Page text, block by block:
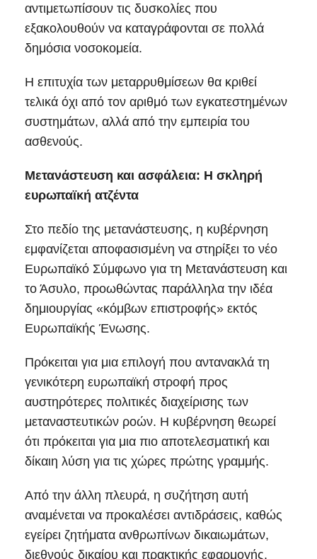
αντιμετωπίσουν τις δυσκολίες που
εξακολουθούν να καταγράφονται σε πολλά
δημόσια νοσοκομεία.
Η επιτυχία των μεταρρυθμίσεων θα κριθεί
τελικά όχι από τον αριθμό των εγκατεστημένων
συστημάτων, αλλά από την εμπειρία του
ασθενούς.
Μετανάστευση και ασφάλεια: Η σκληρή
ευρωπαϊκή ατζέντα
Στο πεδίο της μετανάστευσης, η κυβέρνηση
εμφανίζεται αποφασισμένη να στηρίξει το νέο
Ευρωπαϊκό Σύμφωνο για τη Μετανάστευση και
το Άσυλο, προωθώντας παράλληλα την ιδέα
δημιουργίας «κόμβων επιστροφής» εκτός
Ευρωπαϊκής Ένωσης.
Πρόκειται για μια επιλογή που αντανακλά τη
γενικότερη ευρωπαϊκή στροφή προς
αυστηρότερες πολιτικές διαχείρισης των
μεταναστευτικών ροών. Η κυβέρνηση θεωρεί
ότι πρόκειται για μια πιο αποτελεσματική και
δίκαιη λύση για τις χώρες πρώτης γραμμής.
Από την άλλη πλευρά, η συζήτηση αυτή
αναμένεται να προκαλέσει αντιδράσεις, καθώς
εγείρει ζητήματα ανθρωπίνων δικαιωμάτων,
διεθνούς δικαίου και πρακτικής εφαρμογής.